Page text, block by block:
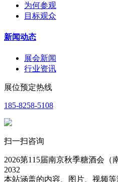
为何参观
目标观众
新闻动态
展会新闻
行业资讯
展位预定热线
185-8258-5108
扫一扫咨询
2026第115届南京秋季糖酒会（
2032
本站涵盖的内容、图片、视频